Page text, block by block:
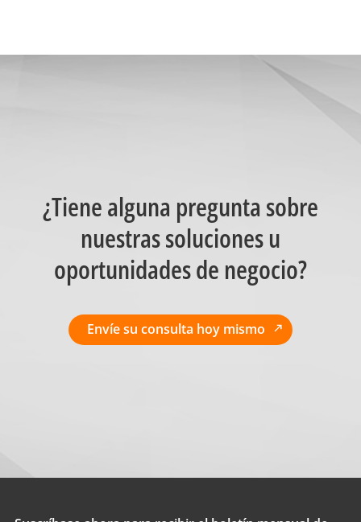
¿Tiene alguna pregunta sobre
nuestras soluciones u
oportunidades de negocio?
Envíe su consulta hoy mismo